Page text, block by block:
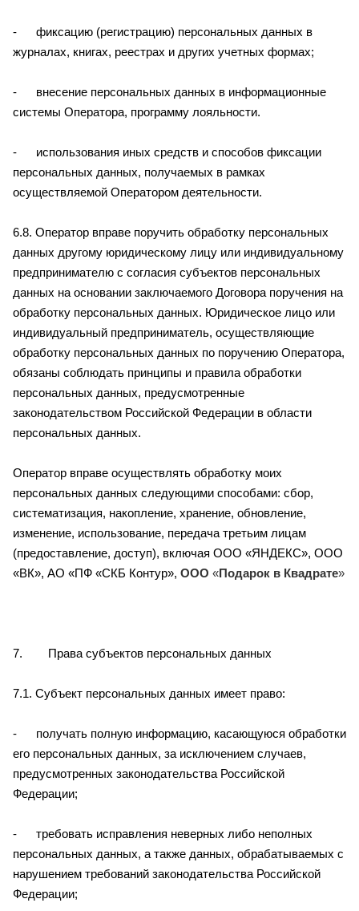
- фиксацию (регистрацию) персональных данных в
журналах, книгах, реестрах и других учетных формах;
- внесение персональных данных в информационные
системы Оператора, программу лояльности.
- использования иных средств и способов фиксации
персональных данных, получаемых в рамках
осуществляемой Оператором деятельности.
6.8. Оператор вправе поручить обработку персональных
данных другому юридическому лицу или индивидуальному
предпринимателю с согласия субъектов персональных
данных на основании заключаемого Договора поручения на
обработку персональных данных. Юридическое лицо или
индивидуальный предприниматель, осуществляющие
обработку персональных данных по поручению Оператора,
обязаны соблюдать принципы и правила обработки
персональных данных, предусмотренные
законодательством Российской Федерации в области
персональных данных.
Оператор вправе осуществлять обработку моих
персональных данных следующими способами: сбор,
систематизация, накопление, хранение, обновление,
изменение, использование, передача третьим лицам
(предоставление, доступ), включая ООО «ЯНДЕКС», ООО
«ВК», АО «ПФ «СКБ Контур», ООО «Подарок в Квадрате»
7. Права субъектов персональных данных
7.1. Субъект персональных данных имеет право:
- получать полную информацию, касающуюся обработки
его персональных данных, за исключением случаев,
предусмотренных законодательства Российской
Федерации;
- требовать исправления неверных либо неполных
персональных данных, а также данных, обрабатываемых с
нарушением требований законодательства Российской
Федерации;